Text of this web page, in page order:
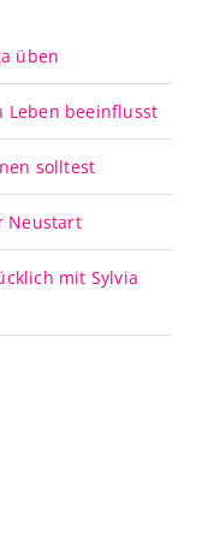
üben
Leben beeinflusst
solltest
Neustart
mit Sylvia